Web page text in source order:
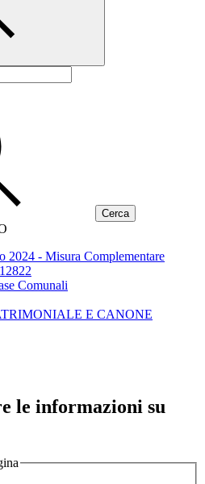
2024 - Misura Complementare
Comunali
E CANONE
le informazioni su